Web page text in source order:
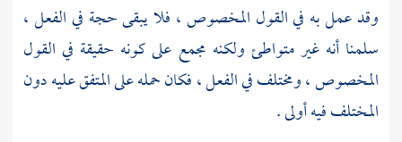
وقد عمل به في القول المخصوص ، فلا يبقى حجة في الفعل ،
سلمنا أنه غير متواطئ ولكنه مجمع على كونه حقيقة في القول
المخصوص ، ومختلف في الفعل ، فكان حمله على المتفق عليه دون
المختلف فيه أولى .